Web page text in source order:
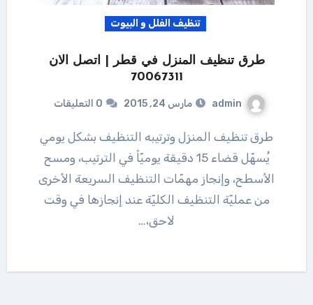
تنظيف الفلل و البيوت
طرق تنظيف المنزل في قطر | اتصل الان
70067311
admin مارس 24, 2015 0 التعليقات
طرق تنظيف المنزل وترتيبه التنظيف بشكل يومي
يُسهّل قضاء 15 دقيقة يوميّاً في الترتيب، ومسح
الأسطح، وإنجاز مهمّات التنظيف السريعة الأخرى
من عمليّة التنظيف الكليّة عند إنجازها في وقت
لاحق،…